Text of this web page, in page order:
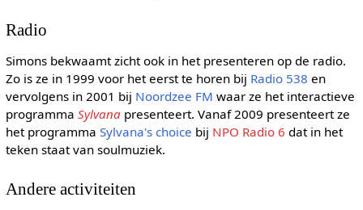
Radio
Simons bekwaamt zicht ook in het presenteren op de radio.
Zo is ze in 1999 voor het eerst te horen bij Radio 538 en
vervolgens in 2001 bij Noordzee FM waar ze het interactieve
programma Sylvanapresenteert. Vanaf 2009 presenteert ze
het programma Sylvana's choice bij NPO Radio 6 dat in het
teken staat van soulmuziek.
Andere activiteiten